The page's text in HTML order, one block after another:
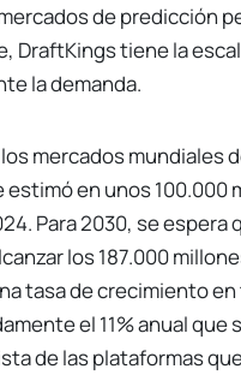
de predicción
DraftKings tiene la
la demanda.
mercados mundiales
en unos 100.000
Para 2030, se espera
los 187.000
tasa de crecimiento
el 11% anual que
de las plataformas